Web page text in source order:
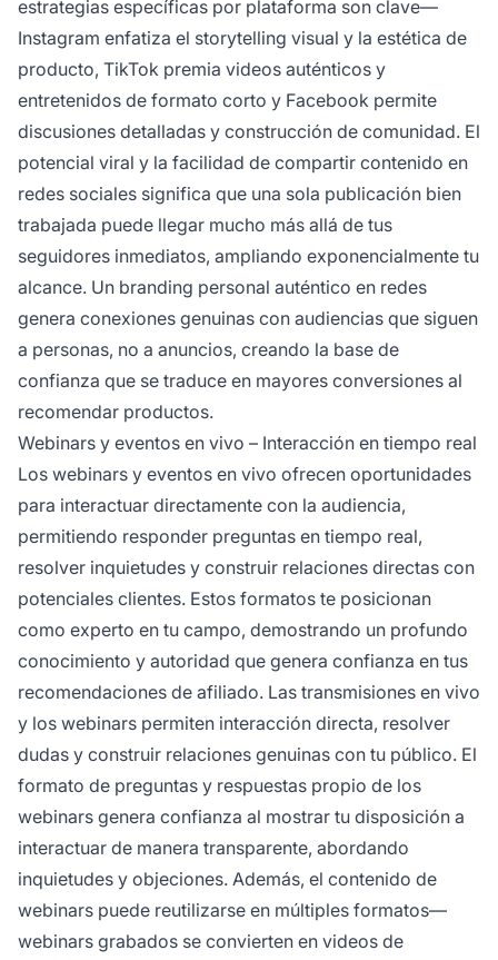
estrategias específicas por plataforma son clave—
Instagram enfatiza el storytelling visual y la estética de
producto, TikTok premia videos auténticos y
entretenidos de formato corto y Facebook permite
discusiones detalladas y construcción de comunidad. El
potencial viral y la facilidad de compartir contenido en
redes sociales significa que una sola publicación bien
trabajada puede llegar mucho más allá de tus
seguidores inmediatos, ampliando exponencialmente tu
alcance. Un branding personal auténtico en redes
genera conexiones genuinas con audiencias que siguen
a personas, no a anuncios, creando la base de
confianza que se traduce en mayores conversiones al
recomendar productos.
Webinars y eventos en vivo – Interacción en tiempo real
Los webinars y eventos en vivo ofrecen oportunidades
para interactuar directamente con la audiencia,
permitiendo responder preguntas en tiempo real,
resolver inquietudes y construir relaciones directas con
potenciales clientes. Estos formatos te posicionan
como experto en tu campo, demostrando un profundo
conocimiento y autoridad que genera confianza en tus
recomendaciones de afiliado. Las transmisiones en vivo
y los webinars permiten interacción directa, resolver
dudas y construir relaciones genuinas con tu público. El
formato de preguntas y respuestas propio de los
webinars genera confianza al mostrar tu disposición a
interactuar de manera transparente, abordando
inquietudes y objeciones. Además, el contenido de
webinars puede reutilizarse en múltiples formatos—
webinars grabados se convierten en videos de